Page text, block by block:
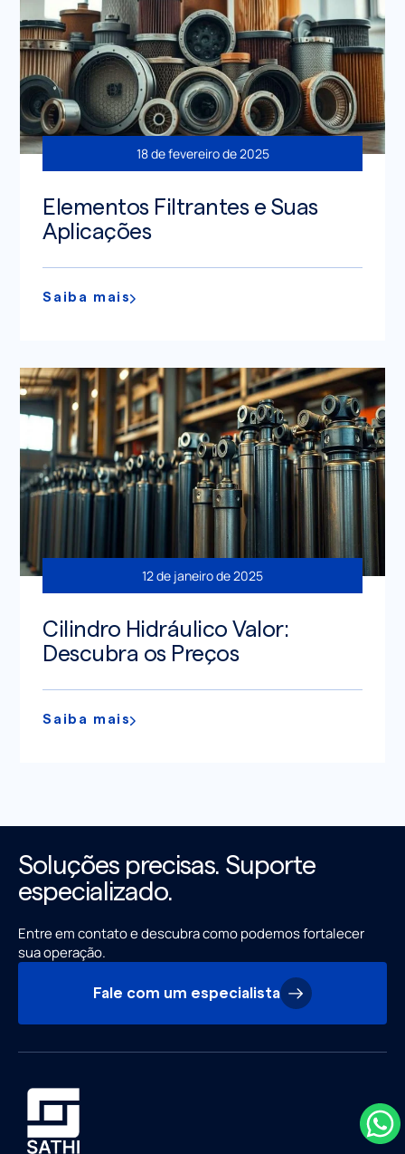
18 de fevereiro de 2025
Elementos Filtrantes e Suas
Aplicações
Saiba mais
12 de janeiro de 2025
Cilindro Hidráulico Valor:
Descubra os Preços
Saiba mais
Soluções precisas. Suporte
especializado.
Entre em contato e descubra como podemos fortalecer
sua operação.
Fale com um especialista